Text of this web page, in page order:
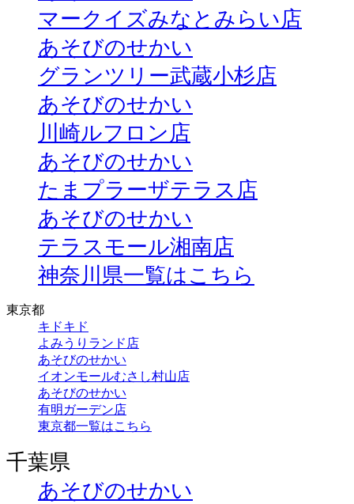
マークイズみなとみらい店
あそびのせかい
グランツリー武蔵小杉店
あそびのせかい
川崎ルフロン店
あそびのせかい
たまプラーザテラス店
あそびのせかい
テラスモール湘南店
神奈川県一覧はこちら
東京都
キドキド
よみうりランド店
あそびのせかい
イオンモールむさし村山店
あそびのせかい
有明ガーデン店
東京都一覧はこちら
千葉県
あそびのせかい